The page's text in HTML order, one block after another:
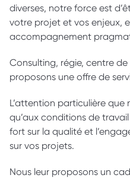
diverses, notre force est
votre projet et vos enjeux,
accompagnement
Consulting, régie, centre
proposons une offre de
L’attention particulière
qu’aux conditions de
fort sur la qualité et
sur vos projets.
Nous leur proposons un